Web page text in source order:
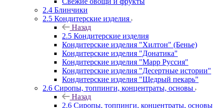
2.4 Блинчики
2.5 Кондитерские изделия
Назад
2.5 Кондитерские изделия
Кондитерские изделия "Хилтон" (Бенье)
Кондитерские изделия "Донатика"
Кондитерские изделия "Марр Руссия"
Кондитерские изделия "Десертные истории"
Кондитерские изделия "Щедрый пекарь"
2.6 Сиропы, топпинги, концентраты, основы
Назад
2.6 Сиропы, топпинги, концентраты, основы